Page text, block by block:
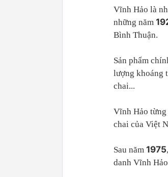
Vĩnh Hảo là
những năm
Bình Thuận.
Sản phẩm
lượng khoáng
chai...
Vĩnh Hảo từng
chai của Việt
Sau năm 1975
danh Vĩnh